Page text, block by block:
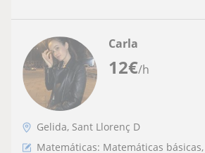
12€/h
Carla
Gelida, Sant Llorenç D
Matemáticas: Matemáticas